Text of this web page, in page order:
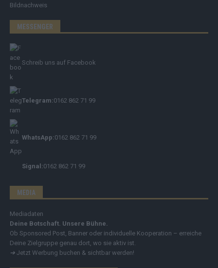
Bildnachweis
MESSENGER
Schreib uns auf Facebook
Telegram:0162 862 71 99
WhatsApp:0162 862 71 99
Signal:0162 862 71 99
MEDIA
Mediadaten
Deine Botschaft. Unsere Bühne.
Ob Sponsored Post, Banner oder individuelle Kooperation – erreiche
Deine Zielgruppe genau dort, wo sie aktiv ist.
➔ Jetzt Werbung buchen & sichtbar werden!